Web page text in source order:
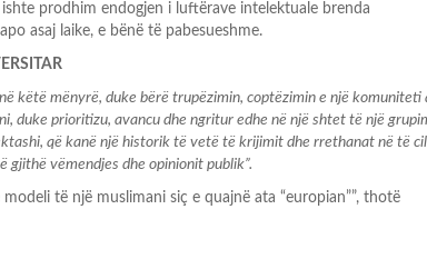
prodhim endogjen i luftërave intelektuale brenda
asaj laike, e bënë të pabesueshme.
këtë mënyrë, duke bërë trupëzimin, coptëzimin e një komuniteti
duke prioritizu, avancu dhe ngritur edhe në një shtet të një
që kanë një historik të vetë të krijimit dhe rrethanat në të
gjithë vëmendjes dhe opinionit publik”.
të një muslimani siç e quajnë ata “europian””, thotë